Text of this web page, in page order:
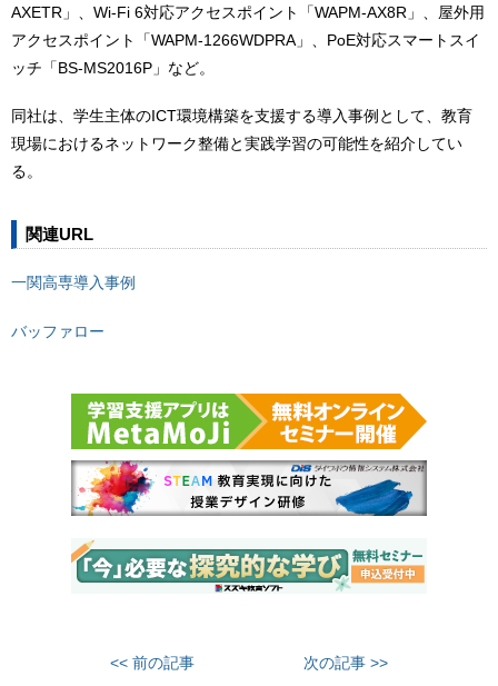
AXETR」、Wi-Fi 6対応アクセスポイント「WAPM-AX8R」、屋外用
アクセスポイント「WAPM-1266WDPRA」、PoE対応スマートスイ
ッチ「BS-MS2016P」など。
同社は、学生主体のICT環境構築を支援する導入事例として、教育
現場におけるネットワーク整備と実践学習の可能性を紹介してい
る。
関連URL
一関高専導入事例
バッファロー
<< 前の記事 次の記事 >>